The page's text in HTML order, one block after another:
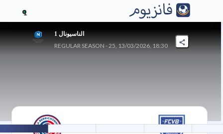
1
الناسيونال 1
REGULAR SEASON - 25, 13/03/2026, 18:30